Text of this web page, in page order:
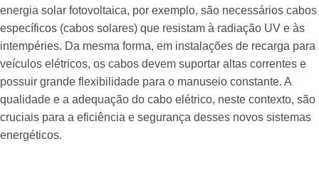
energia solar fotovoltaica, por exemplo, são necessários cabos
específicos (cabos solares) que resistam à radiação UV e às
intempéries. Da mesma forma, em instalações de recarga para
veículos elétricos, os cabos devem suportar altas correntes e
possuir grande flexibilidade para o manuseio constante. A
qualidade e a adequação do cabo elétrico, neste contexto, são
cruciais para a eficiência e segurança desses novos sistemas
energéticos.